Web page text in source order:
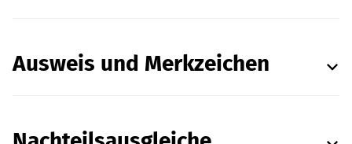
Ausweis und Merkzeichen